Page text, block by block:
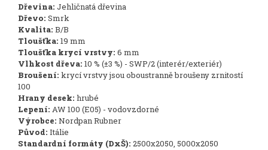
Dřevina: Jehličnatá dřevina
Dřevo: Smrk
Kvalita: B/B
Tloušťka: 19 mm
Tloušťka krycí vrstvy: 6 mm
Vlhkost dřeva: 10 % (±3 %) - SWP/2 (interér/exteriér)
Broušení: krycí vrstvy jsou oboustranně broušeny zrnitostí
100
Hrany desek: hrubé
Lepení: AW 100 (E05) - vodovzdorné
Výrobce: Nordpan Rubner
Původ: Itálie
Standardní formáty (DxŠ): 2500x2050, 5000x2050